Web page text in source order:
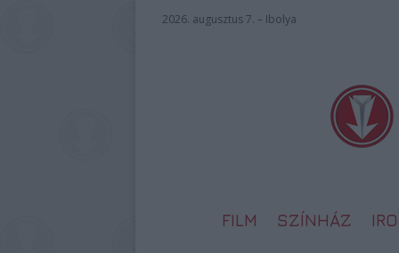
2026. augusztus 7. – Ibolya
FILM SZÍNHÁZ